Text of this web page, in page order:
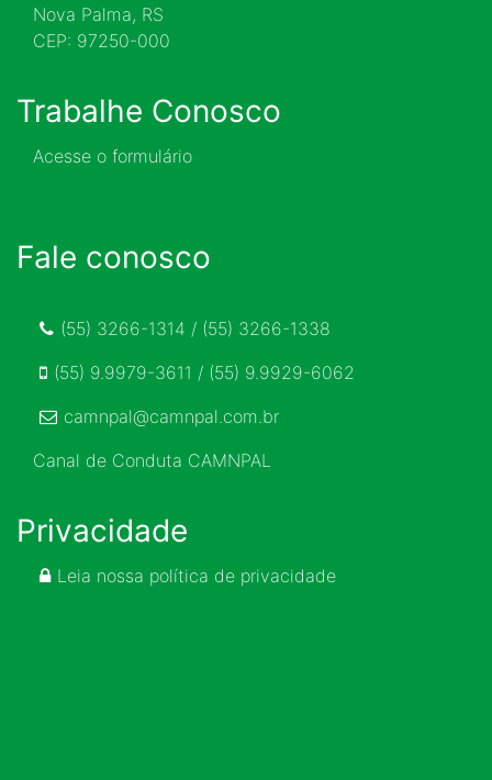
Nova Palma, RS
CEP: 97250-000
Trabalhe Conosco
Acesse o formulário
Fale conosco
(55) 3266-1314 / (55) 3266-1338
(55) 9.9979-3611 / (55) 9.9929-6062
camnpal@camnpal.com.br
Canal de Conduta CAMNPAL
Privacidade
Leia nossa política de privacidade